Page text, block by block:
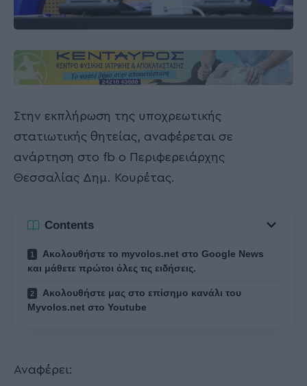
Στην εκπλήρωση της υποχρεωτικής
στατιωτικής θητείας, αναφέρεται σε
ανάρτηση στο fb ο Περιφερειάρχης
Θεσσαλίας Δημ. Κουρέτας.
Contents
Ακολουθήστε το myvolos.net στο Google News
και μάθετε πρώτοι όλες τις ειδήσεις.
Ακολουθήστε μας στο επίσημο κανάλι του
Myvolos.net στο Youtube
Αναφέρει: